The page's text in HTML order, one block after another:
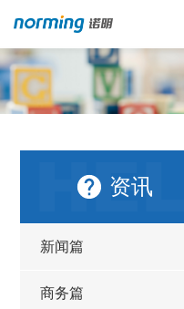
资讯
新闻篇
商务篇